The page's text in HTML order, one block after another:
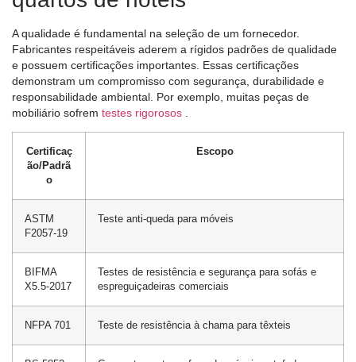
A qualidade é fundamental na seleção de um fornecedor.
Fabricantes respeitáveis ​​aderem a rígidos padrões de qualidade
e possuem certificações importantes. Essas certificações
demonstram um compromisso com segurança, durabilidade e
responsabilidade ambiental. Por exemplo, muitas peças de
mobiliário sofrem testes rigorosos
Certificaç
ão/Padrã
o
Escopo
ASTM
F2057-19
Teste anti-queda para móveis
BIFMA
X5.5-2017
Testes de resistência e segurança para sofás e
espreguiçadeiras comerciais
NFPA 701 Teste de resistência à chama para têxteis